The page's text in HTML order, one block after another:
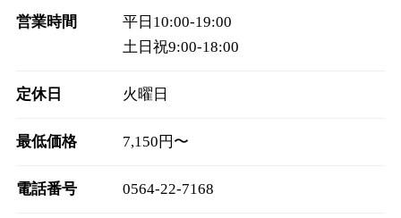
営業時間
平日10:00-19:00
土日祝9:00‐18:00
定休日 火曜日
最低価格 7,150円〜
電話番号 0564-22-7168